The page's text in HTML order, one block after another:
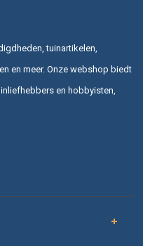
tuinartikelen,
en meer. Onze webshop biedt
en hobbyisten,